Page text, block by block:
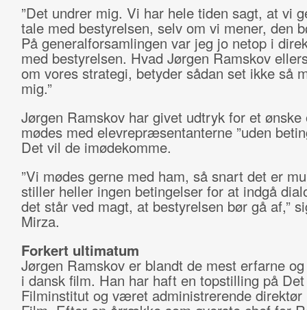
”Det undrer mig. Vi har hele tiden sagt, at vi
tale med bestyrelsen, selv om vi mener, den
På generalforsamlingen var jeg jo netop i
med bestyrelsen. Hvad Jørgen Ramskov
om vores strategi, betyder sådan set ikke så
mig.”
Jørgen Ramskov har givet udtryk for et ønske
mødes med elevrepræsentanterne ”uden
Det vil de imødekomme.
”Vi mødes gerne med ham, så snart det er
stiller heller ingen betingelser for at indgå
det står ved magt, at bestyrelsen bør gå af,”
Mirza.
Forkert ultimatum
Jørgen Ramskov er blandt de mest erfarne
i dansk film. Han har haft en topstilling på
Filminstitut og været administrerende direktør